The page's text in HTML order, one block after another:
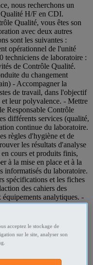
nous recherchons un
H/F en CDI.
Qualité, vous êtes son
avec deux autres
sont les suivantes :
opérationnel de l'unité
techniciens de laboratoire :
de Contrôle Qualité.
du changement
- Accompagner la
de travail, dans l'objectif
et leur polyvalence. - Mettre
Responsable Contrôle
différents services (qualité,
continue du laboratoire.
règles d'hygiène et de
les résultats d'analyse
cours et produits finis,
à la mise en place et à la
informatisés du laboratoire.
spécifications et les fiches
des cahiers des
analytiques. -
l'entretien et la
- Ille-et-Vilaine
acceptez le stockage de
sur le site, analyser son